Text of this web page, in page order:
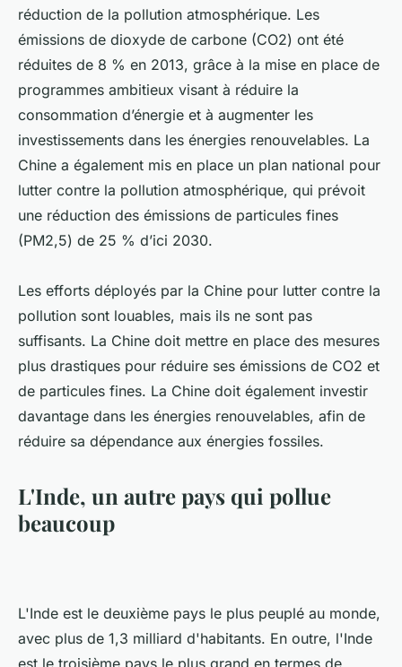
réduction de la pollution atmosphérique. Les
émissions de dioxyde de carbone (CO2) ont été
réduites de 8 % en 2013, grâce à la mise en place de
programmes ambitieux visant à réduire la
consommation d’énergie et à augmenter les
investissements dans les énergies renouvelables. La
Chine a également mis en place un plan national pour
lutter contre la pollution atmosphérique, qui prévoit
une réduction des émissions de particules fines
(PM2,5) de 25 % d’ici 2030.
Les efforts déployés par la Chine pour lutter contre la
pollution sont louables, mais ils ne sont pas
suffisants. La Chine doit mettre en place des mesures
plus drastiques pour réduire ses émissions de CO2 et
de particules fines. La Chine doit également investir
davantage dans les énergies renouvelables, afin de
réduire sa dépendance aux énergies fossiles.
L'Inde, un autre pays qui pollue
beaucoup
L'Inde est le deuxième pays le plus peuplé au monde,
avec plus de 1,3 milliard d'habitants. En outre, l'Inde